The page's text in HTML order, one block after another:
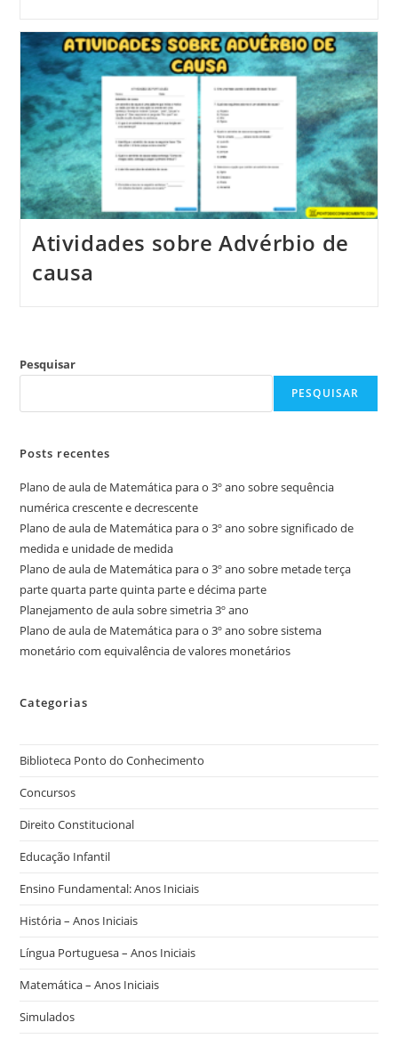
Atividades sobre Advérbio de
causa
Pesquisar
PESQUISAR
Posts recentes
Plano de aula de Matemática para o 3º ano sobre sequência
numérica crescente e decrescente
Plano de aula de Matemática para o 3º ano sobre significado de
medida e unidade de medida
Plano de aula de Matemática para o 3º ano sobre metade terça
parte quarta parte quinta parte e décima parte
Planejamento de aula sobre simetria 3º ano
Plano de aula de Matemática para o 3º ano sobre sistema
monetário com equivalência de valores monetários
Categorias
Biblioteca Ponto do Conhecimento
Concursos
Direito Constitucional
Educação Infantil
Ensino Fundamental: Anos Iniciais
História – Anos Iniciais
Língua Portuguesa – Anos Iniciais
Matemática – Anos Iniciais
Simulados